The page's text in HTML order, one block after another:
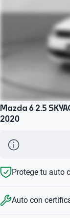
Mazda 6 2.5
2020
Protege tu auto
Auto con